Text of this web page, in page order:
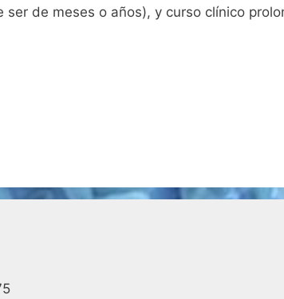
de meses o años), y curso clínico